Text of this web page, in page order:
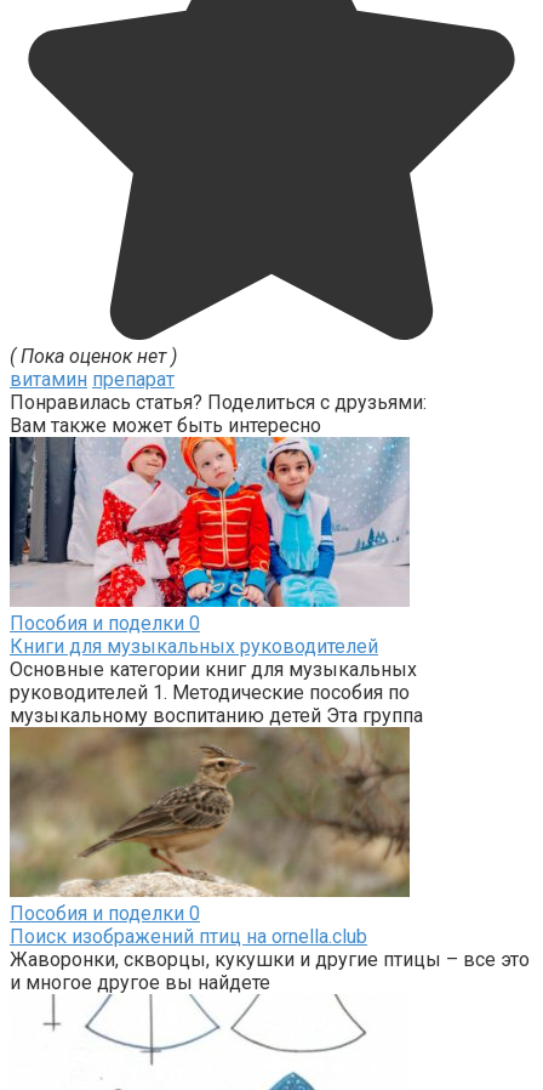
( Пока оценок нет )
витамин препарат
Понравилась статья? Поделиться с друзьями:
Вам также может быть интересно
Пособия и поделки 0
Книги для музыкальных руководителей
Основные категории книг для музыкальных
руководителей 1. Методические пособия по
музыкальному воспитанию детей Эта группа
Пособия и поделки 0
Поиск изображений птиц на ornella.club
Жаворонки, скворцы, кукушки и другие птицы – все это
и многое другое вы найдете